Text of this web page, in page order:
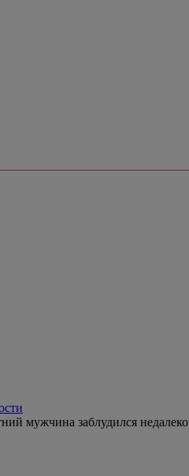
мужчина заблудился